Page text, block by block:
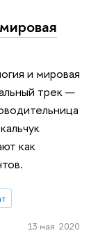
и мировая
трек —
как
13 мая 2020